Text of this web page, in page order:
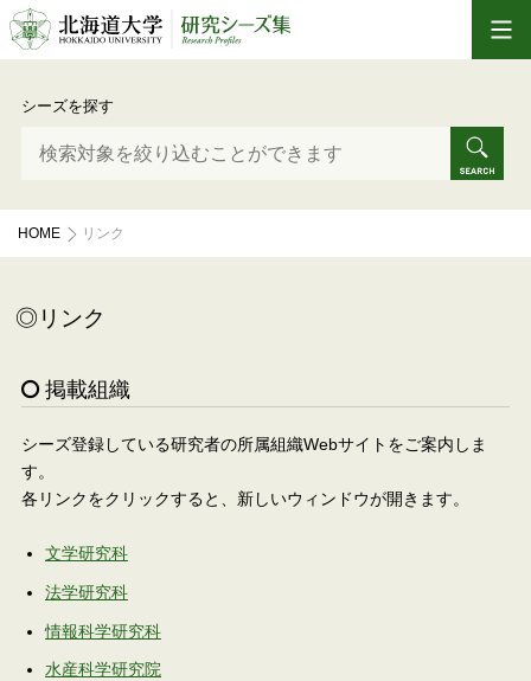
シーズを探す
HOME リンク
リンク
掲載組織
シーズ登録している研究者の所属組織Webサイトをご案内しま
す。
各リンクをクリックすると、新しいウィンドウが開きます。
文学研究科
法学研究科
情報科学研究科
水産科学研究院